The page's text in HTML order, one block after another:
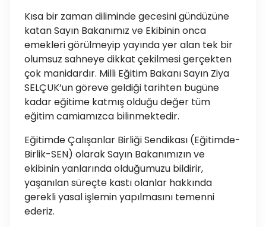
Kısa bir zaman diliminde gecesini gündüzüne
katan Sayın Bakanımız ve Ekibinin onca
emekleri görülmeyip yayında yer alan tek bir
olumsuz sahneye dikkat çekilmesi gerçekten
çok manidardır. Milli Eğitim Bakanı Sayın Ziya
SELÇUK’un göreve geldiği tarihten bugüne
kadar eğitime katmış olduğu değer tüm
eğitim camiamızca bilinmektedir.
Eğitimde Çalışanlar Birliği Sendikası (Eğitimde-
Birlik-SEN) olarak Sayın Bakanımızın ve
ekibinin yanlarında olduğumuzu bildirir,
yaşanılan süreçte kastı olanlar hakkında
gerekli yasal işlemin yapılmasını temenni
ederiz.